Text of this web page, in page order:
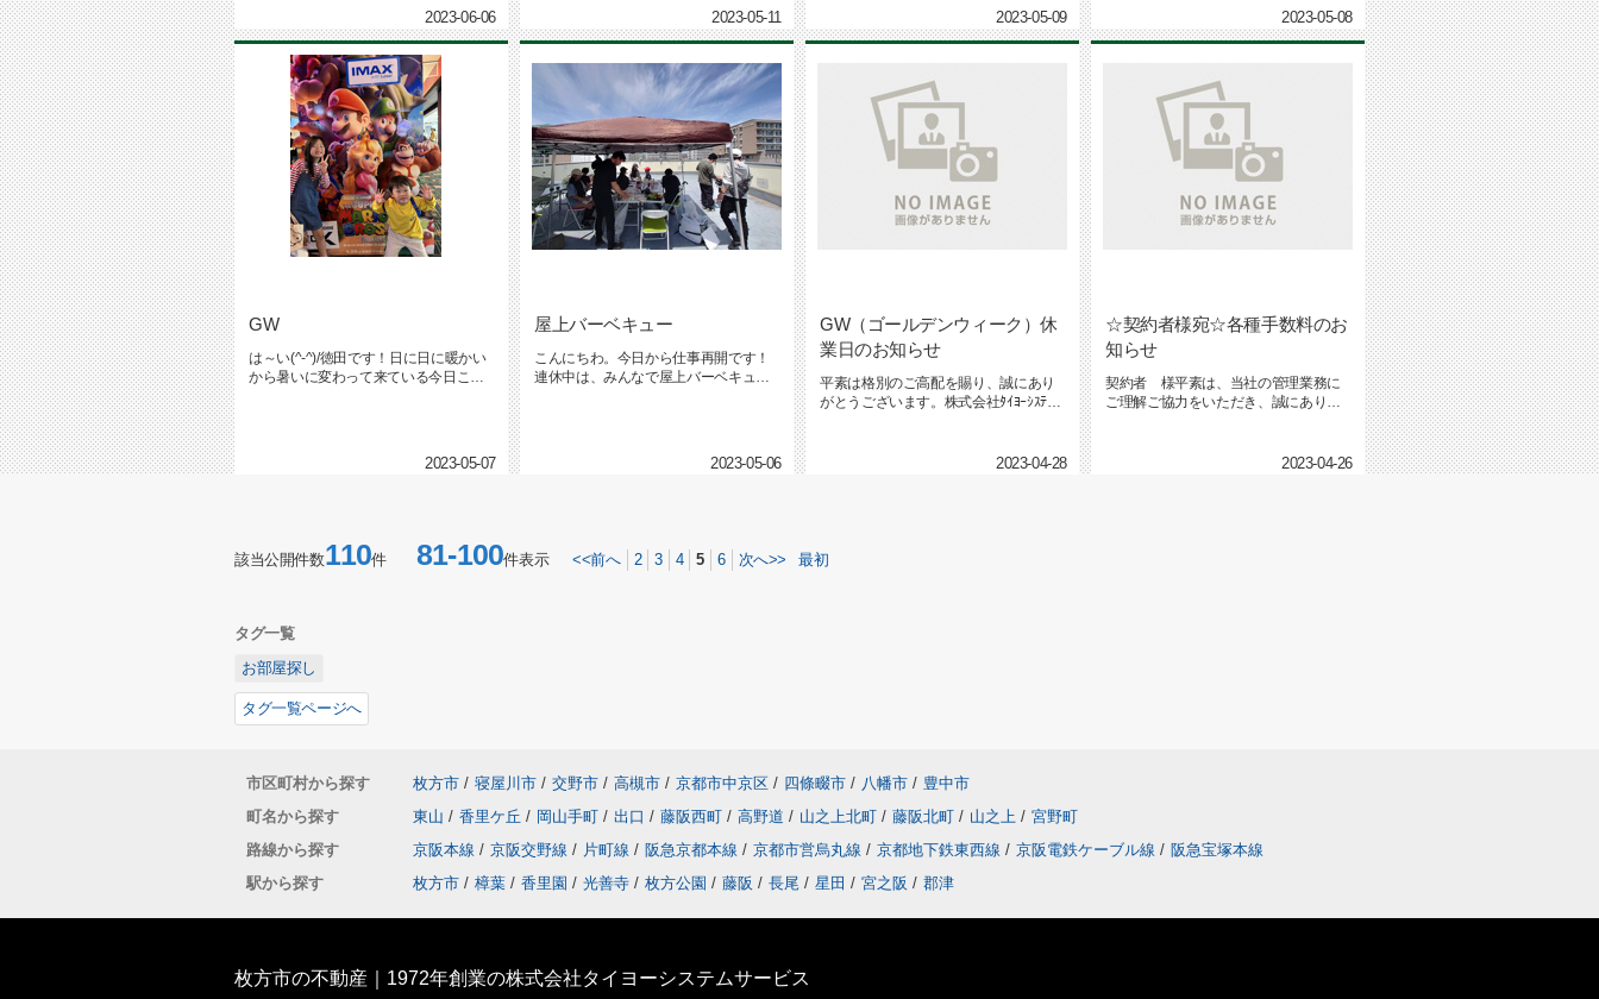
2023-06-06 2023-05-11 2023-05-09 2023-05-08
GW
は～い(^-^)/徳田です！日に日に暖かい
から暑いに変わって来ている今日この
2023-05-07
屋上バーベキュー
こんにちわ。今日から仕事再開です！
連休中は、みんなで屋上バーベキュー
2023-05-06
GW（ゴールデンウィーク）休
業日のお知らせ
平素は格別のご高配を賜り、誠にあり
がとうございます。株式会社ﾀｲﾖｰｼｽﾃﾑｻｰ
2023-04-28
☆契約者様宛☆各種手数料のお
知らせ
契約者 様平素は、当社の管理業務に
ご理解ご協力をいただき、誠にありが
2023-04-26
該当公開件数110件81-100件表示 <<前へ 2 3 4 5 6 次へ>> 最初
タグ一覧
お部屋探し
タグ一覧ページへ
市区町村から探す 枚方市 / 寝屋川市 / 交野市 / 高槻市 / 京都市中京区 / 四條畷市 / 八幡市 / 豊中市
町名から探す
東山 / 香里ケ丘 / 岡山手町 / 出口 / 藤阪西町 / 高野道 / 山之上北町 / 藤阪北町 / 山之上 / 宮野町
路線から探す
京阪本線 / 京阪交野線 / 片町線 / 阪急京都本線 / 京都市営烏丸線 / 京都地下鉄東西線 / 京阪電鉄ケーブル線 / 阪急宝塚本線
駅から探す
枚方市 / 樟葉 / 香里園 / 光善寺 / 枚方公園 / 藤阪 / 長尾 / 星田 / 宮之阪 / 郡津
枚方市の不動産｜1972年創業の株式会社タイヨーシステムサービス